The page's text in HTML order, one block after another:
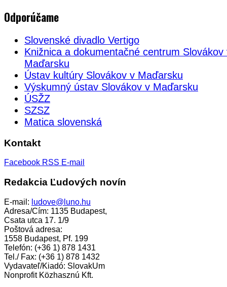
Odporúčame
Slovenské divadlo Vertigo
Knižnica a dokumentačné centrum Slovákov
Maďarsku
Ústav kultúry Slovákov v Maďarsku
Výskumný ústav Slovákov v Maďarsku
ÚSŽZ
SZSZ
Matica slovenská
Kontakt
Facebook RSS E-mail
Redakcia Ľudových novín
E-mail: ludove@luno.hu
Adresa/Cím: 1135 Budapest,
Csata utca 17. 1/9
Poštová adresa:
1558 Budapest, Pf. 199
Telefón: (+36 1) 878 1431
Tel./ Fax: (+36 1) 878 1432
Vydavateľ/Kiadó: SlovakUm
Nonprofit Közhasznú Kft.